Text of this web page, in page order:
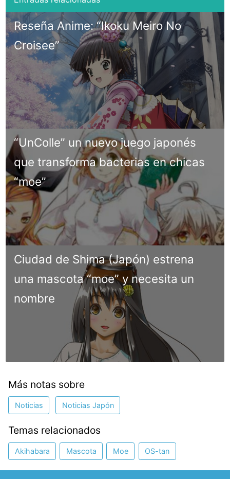
Reseña Anime: “Ikoku Meiro No
Croisee”
“UnColle” un nuevo juego japonés
que transforma bacterias en chicas
“moe”
Ciudad de Shima (Japón) estrena
una mascota “moe” y necesita un
nombre
Más notas sobre
Noticias Noticias Japón
Temas relacionados
Akihabara Mascota Moe OS-tan